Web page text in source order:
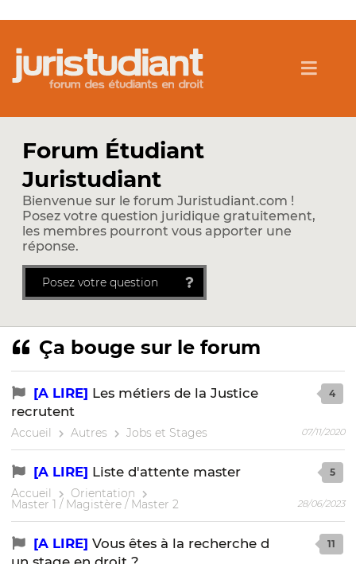
Forum Étudiant
Juristudiant
Bienvenue sur le forum Juristudiant.com !
Posez votre question juridique gratuitement,
les membres pourront vous apporter une
réponse.
Posez votre question
Ça bouge sur le forum
[A LIRE] Les métiers de la Justice
recrutent
Accueil Autres Jobs et Stages
4
07/11/2020
[A LIRE] Liste d'attente master
Accueil Orientation
Master 1 / Magistère / Master 2
5
28/06/2023
[A LIRE] Vous êtes à la recherche d
11